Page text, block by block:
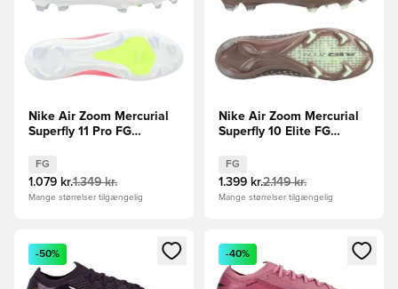
Nike Air Zoom Mercurial
Superfly 11 Pro FG
FG
1.079 kr.1.349 kr.
Mange størrelser tilgængelig
Nike Air Zoom Mercurial
Superfly 10 Elite FG
Brun/Sølv
FG
1.399 kr.2.149 kr.
Mange størrelser tilgængelig
Åbner en Modal til at logge ind eller tilmelde dig som
-50%
Åbner en Modal til at logge
-40%